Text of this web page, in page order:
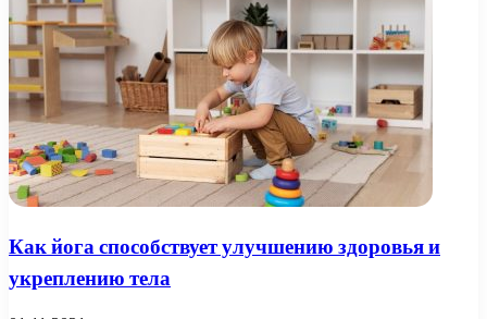
Как йога способствует улучшению здоровья и
укреплению тела